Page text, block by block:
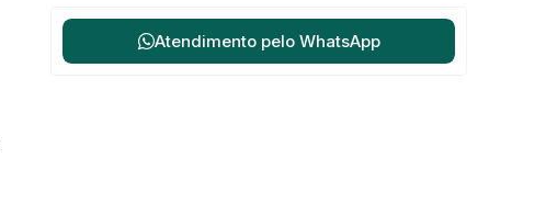
Atendimento pelo WhatsApp